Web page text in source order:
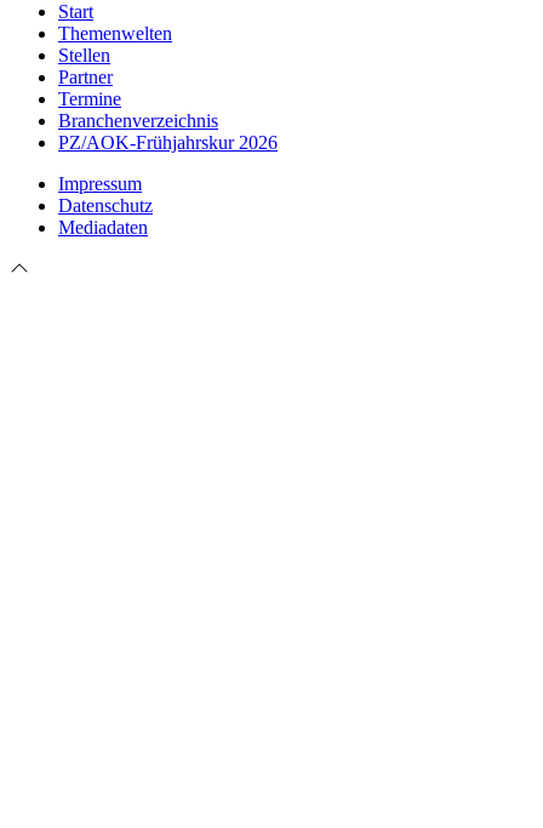
Start
Themenwelten
Stellen
Partner
Termine
Branchenverzeichnis
PZ/AOK-Frühjahrskur 2026
Impressum
Datenschutz
Mediadaten